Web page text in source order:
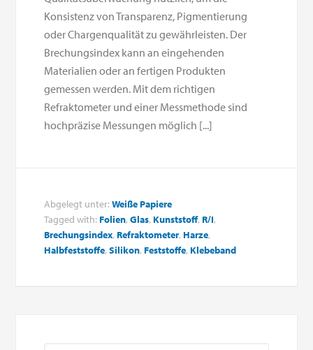
Konsistenz von Transparenz, Pigmentierung
oder Chargenqualität zu gewährleisten. Der
Brechungsindex kann an eingehenden
Materialien oder an fertigen Produkten
gemessen werden. Mit dem richtigen
Refraktometer und einer Messmethode sind
hochpräzise Messungen möglich [...]
Abgelegt unter:Weiße Papiere
Tagged with: Folien,Glas, Kunststoff, R/I,
Brechungsindex, Refraktometer, Harze,
Halbfeststoffe,Silikon, Feststoffe, Klebeband